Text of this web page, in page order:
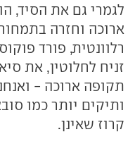
לגמרי גם את הסיד,
ארוכה וחזרה
רלוונטית, פורד
זניח לחלוטין, את
תקופה ארוכה -
ותיקים יותר כמו
קרוז שאינן.